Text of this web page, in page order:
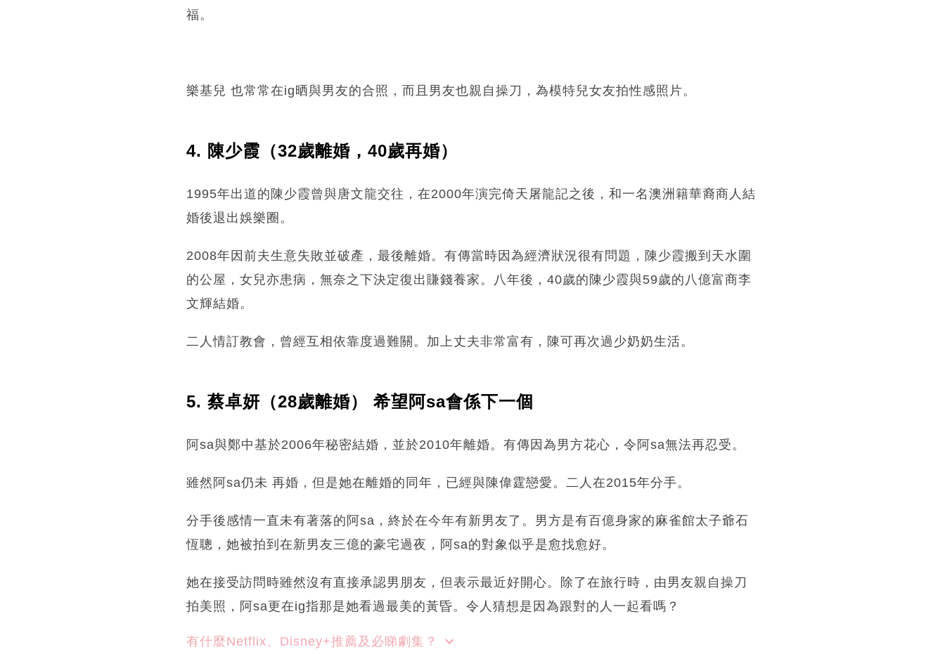
福。
樂基兒 也常常在ig晒與男友的合照，而且男友也親自操刀，為模特兒女友拍性感照片。
4. 陳少霞（32歲離婚，40歲再婚）
1995年出道的陳少霞曾與唐文龍交往，在2000年演完倚天屠龍記之後，和一名澳洲籍華裔商人結
婚後退出娛樂圈。
2008年因前夫生意失敗並破產，最後離婚。有傳當時因為經濟狀況很有問題，陳少霞搬到天水圍
的公屋，女兒亦患病，無奈之下決定復出賺錢養家。八年後，40歲的陳少霞與59歲的八億富商李
文輝結婚。
二人情訂教會，曾經互相依靠度過難關。加上丈夫非常富有，陳可再次過少奶奶生活。
5. 蔡卓妍（28歲離婚） 希望阿sa會係下一個
阿sa與鄭中基於2006年秘密結婚，並於2010年離婚。有傳因為男方花心，令阿sa無法再忍受。
雖然阿sa仍未 再婚，但是她在離婚的同年，已經與陳偉霆戀愛。二人在2015年分手。
分手後感情一直未有著落的阿sa，終於在今年有新男友了。男方是有百億身家的麻雀館太子爺石
恆聰，她被拍到在新男友三億的豪宅過夜，阿sa的對象似乎是愈找愈好。
她在接受訪問時雖然沒有直接承認男朋友，但表示最近好開心。除了在旅行時，由男友親自操刀
拍美照，阿sa更在ig指那是她看過最美的黃昏。令人猜想是因為跟對的人一起看嗎？
有什麼Netflix、Disney+推薦及必睇劇集？